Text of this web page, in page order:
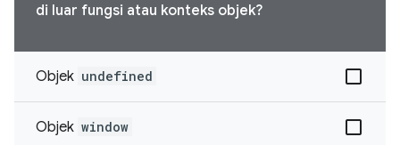
di luar fungsi atau konteks objek?
Objek undefined
Objek window